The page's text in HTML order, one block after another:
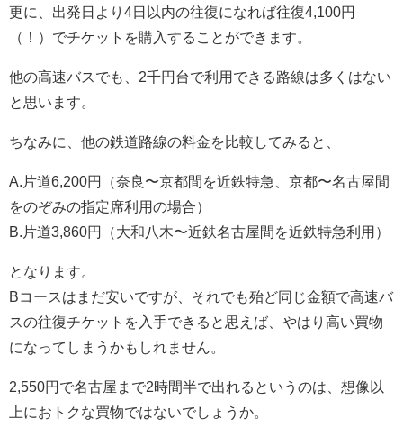
更に、出発日より4日以内の往復になれば往復4,100円
（！）でチケットを購入することができます。
他の高速バスでも、2千円台で利用できる路線は多くはない
と思います。
ちなみに、他の鉄道路線の料金を比較してみると、
A.片道6,200円（奈良〜京都間を近鉄特急、京都〜名古屋間
をのぞみの指定席利用の場合）
B.片道3,860円（大和八木〜近鉄名古屋間を近鉄特急利用）
となります。
Bコースはまだ安いですが、それでも殆ど同じ金額で高速バ
スの往復チケットを入手できると思えば、やはり高い買物
になってしまうかもしれません。
2,550円で名古屋まで2時間半で出れるというのは、想像以
上におトクな買物ではないでしょうか。